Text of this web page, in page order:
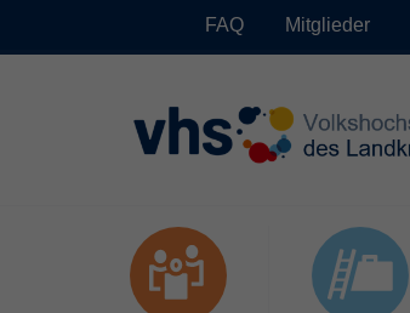
FAQ Mitglieder